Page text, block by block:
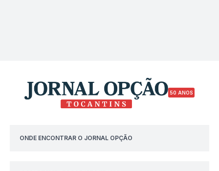
50 ANOS
ONDE ENCONTRAR O JORNAL OPÇÃO